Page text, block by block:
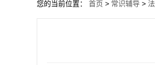
您的当前位置： 首页 > 常识辅导 >